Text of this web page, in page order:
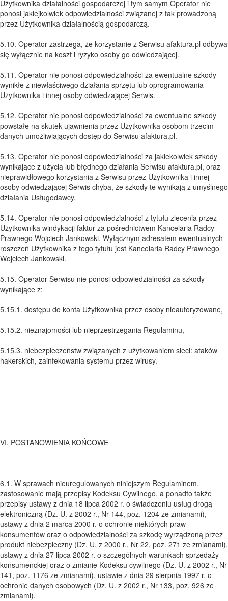
Użytkownika działalności gospodarczej i tym samym Operator nie
ponosi jakiejkolwiek odpowiedzialności związanej z tak prowadzoną
przez Użytkownika działalnością gospodarczą.
5.10. Operator zastrzega, że korzystanie z Serwisu afaktura.pl odbywa
się wyłącznie na koszt i ryzyko osoby go odwiedzającej.
5.11. Operator nie ponosi odpowiedzialności za ewentualne szkody
wynikłe z niewłaściwego działania sprzętu lub oprogramowania
Użytkownika i innej osoby odwiedzającej Serwis.
5.12. Operator nie ponosi odpowiedzialności za ewentualne szkody
powstałe na skutek ujawnienia przez Użytkownika osobom trzecim
danych umożliwiających dostęp do Serwisu afaktura.pl.
5.13. Operator nie ponosi odpowiedzialności za jakiekolwiek szkody
wynikające z użycia lub błędnego działania Serwisu afaktura.pl, oraz
nieprawidłowego korzystania z Serwisu przez Użytkownika i innej
osoby odwiedzającej Serwis chyba, że szkody te wynikają z umyślnego
działania Usługodawcy.
5.14. Operator nie ponosi odpowiedzialności z tytułu zlecenia przez
Użytkownika windykacji faktur za pośrednictwem Kancelaria Radcy
Prawnego Wojciech Jankowski. Wyłącznym adresatem ewentualnych
roszczeń Użytkownika z tego tytułu jest Kancelaria Radcy Prawnego
Wojciech Jankowski.
5.15. Operator Serwisu nie ponosi odpowiedzialności za szkody
wynikające z:
5.15.1. dostępu do konta Użytkownika przez osoby nieautoryzowane,
5.15.2. nieznajomości lub nieprzestrzegania Regulaminu,
5.15.3. niebezpieczeństw związanych z użytkowaniem sieci: ataków
hakerskich, zainfekowania systemu przez wirusy.
VI. POSTANOWIENIA KOŃCOWE
6.1. W sprawach nieuregulowanych niniejszym Regulaminem,
zastosowanie mają przepisy Kodeksu Cywilnego, a ponadto także
przepisy ustawy z dnia 18 lipca 2002 r. o świadczeniu usług drogą
elektroniczną (Dz. U. z 2002 r., Nr 144, poz. 1204 ze zmianami),
ustawy z dnia 2 marca 2000 r. o ochronie niektórych praw
konsumentów oraz o odpowiedzialności za szkodę wyrządzoną przez
produkt niebezpieczny (Dz. U. z 2000 r., Nr 22, poz. 271 ze zmianami),
ustawy z dnia 27 lipca 2002 r. o szczególnych warunkach sprzedaży
konsumenckiej oraz o zmianie Kodeksu cywilnego (Dz. U. z 2002 r., Nr
141, poz. 1176 ze zmianami), ustawie z dnia 29 sierpnia 1997 r. o
ochronie danych osobowych (Dz. U. z 2002 r., Nr 133, poz. 926 ze
zmianami).